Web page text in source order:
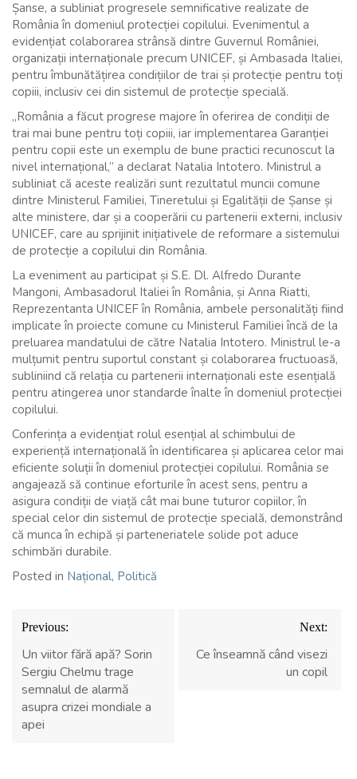
Șanse, a subliniat progresele semnificative realizate de
România în domeniul protecției copilului. Evenimentul a
evidențiat colaborarea strânsă dintre Guvernul României,
organizații internaționale precum UNICEF, și Ambasada Italiei,
pentru îmbunătățirea condițiilor de trai și protecție pentru toți
copiii, inclusiv cei din sistemul de protecție specială.
„România a făcut progrese majore în oferirea de condiții de
trai mai bune pentru toți copiii, iar implementarea Garanției
pentru copii este un exemplu de bune practici recunoscut la
nivel internațional,” a declarat Natalia Intotero. Ministrul a
subliniat că aceste realizări sunt rezultatul muncii comune
dintre Ministerul Familiei, Tineretului și Egalității de Șanse și
alte ministere, dar și a cooperării cu partenerii externi, inclusiv
UNICEF, care au sprijinit inițiativele de reformare a sistemului
de protecție a copilului din România.
La eveniment au participat și S.E. Dl. Alfredo Durante
Mangoni, Ambasadorul Italiei în România, și Anna Riatti,
Reprezentanta UNICEF în România, ambele personalități fiind
implicate în proiecte comune cu Ministerul Familiei încă de la
preluarea mandatului de către Natalia Intotero. Ministrul le-a
mulțumit pentru suportul constant și colaborarea fructuoasă,
subliniind că relația cu partenerii internaționali este esențială
pentru atingerea unor standarde înalte în domeniul protecției
copilului.
Conferința a evidențiat rolul esențial al schimbului de
experiență internațională în identificarea și aplicarea celor mai
eficiente soluții în domeniul protecției copilului. România se
angajează să continue eforturile în acest sens, pentru a
asigura condiții de viață cât mai bune tuturor copiilor, în
special celor din sistemul de protecție specială, demonstrând
că munca în echipă și parteneriatele solide pot aduce
schimbări durabile.
Posted in Național, Politică
Navigare
în
articole
Previous:
Un viitor fără apă? Sorin
Sergiu Chelmu trage
semnalul de alarmă
asupra crizei mondiale a
apei
Next:
Ce înseamnă când visezi
un copil